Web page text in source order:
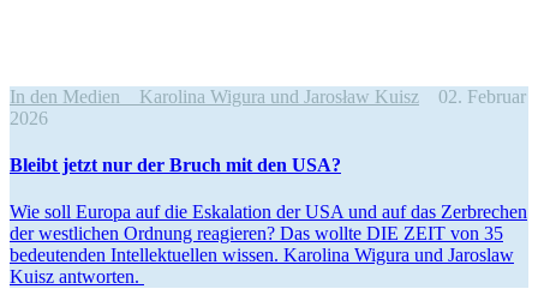
In den Medien Karolina Wigura und Jarosław Kuisz 02. Februar
2026
Bleibt jetzt nur der Bruch mit den USA?
Wie soll Europa auf die Eskalation der USA und auf das Zerbrechen
der westlichen Ordnung reagieren? Das wollte DIE ZEIT von 35
bedeu­tenden Intel­lek­tu­ellen wissen. Karolina Wigura und Jaroslaw
Kuisz antworten.